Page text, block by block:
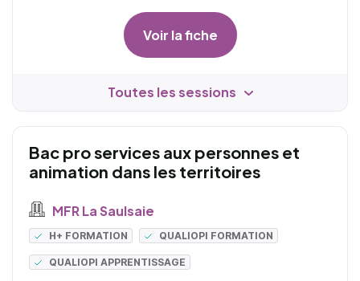
Voir la fiche
Toutes les sessions
Bac pro services aux personnes et
animation dans les territoires
MFR La Saulsaie
H+ FORMATION QUALIOPI FORMATION
QUALIOPI APPRENTISSAGE